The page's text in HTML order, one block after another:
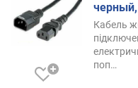
г
и
о
Кабель
поп…